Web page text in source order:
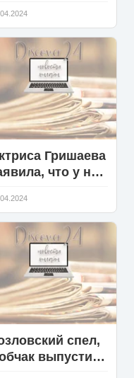
фон
не дожил
своего 87-
три дня
Гришаева
что у нее
из
дочек"
спел,
выпустила